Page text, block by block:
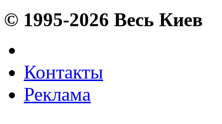
© 1995-2026 Весь Киев
Контакты
Реклама